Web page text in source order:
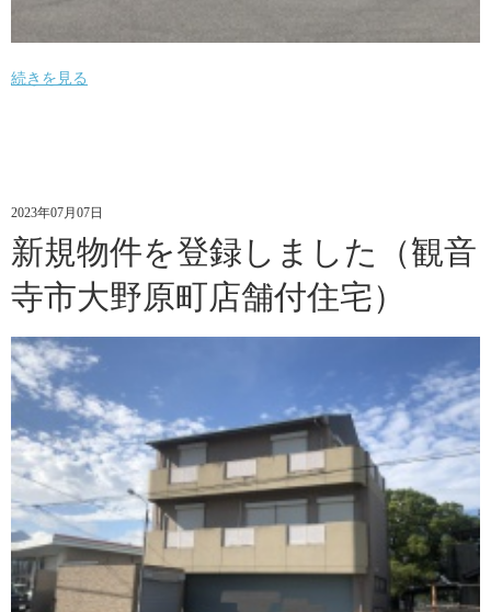
続きを見る
2023年07月07日
新規物件を登録しました（観音
寺市大野原町店舗付住宅）